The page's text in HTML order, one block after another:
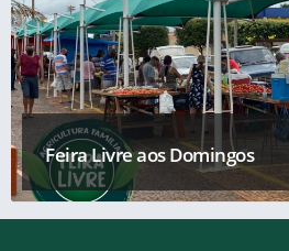
Feira Livre aos Domingos